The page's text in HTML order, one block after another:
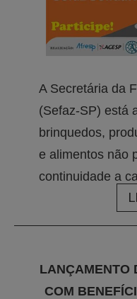
A Secretária da
(Sefaz-SP) está
brinquedos,
e alimentos não
continuidade a
LANÇAMENTO
COM